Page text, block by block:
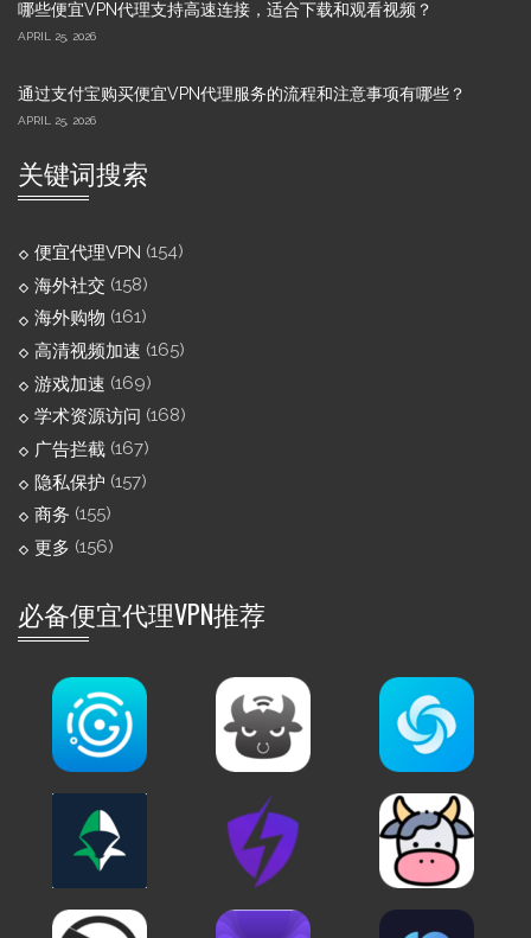
哪些便宜VPN代理支持高速连接，适合下载和观看视频？
APRIL 25, 2026
通过支付宝购买便宜VPN代理服务的流程和注意事项有哪些？
APRIL 25, 2026
关键词搜索
便宜代理VPN (154)
海外社交 (158)
海外购物 (161)
高清视频加速 (165)
游戏加速 (169)
学术资源访问 (168)
广告拦截 (167)
隐私保护 (157)
商务 (155)
更多 (156)
必备便宜代理VPN推荐